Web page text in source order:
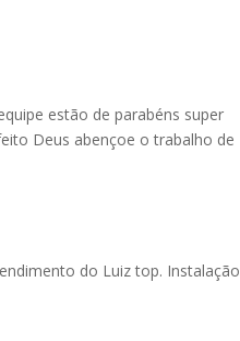
estão de parabéns super
Deus abençoe o trabalho de
do Luiz top. Instalação